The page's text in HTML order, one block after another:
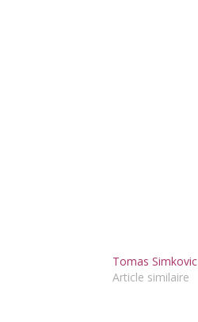
Tomas Simkovic
Article similaire